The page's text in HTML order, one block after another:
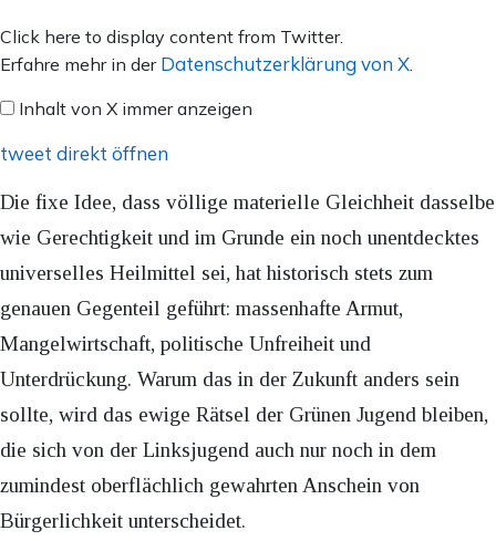
Inhalt
von
anzeigen
Click here to display content from Twitter.
Erfahre mehr in der Datenschutzerklärung von X.
Inhalt von X immer anzeigen
tweet direkt öffnen
Die fixe Idee, dass völlige materielle Gleichheit dasselbe
wie Gerechtigkeit und im Grunde ein noch unentdecktes
universelles Heilmittel sei, hat historisch stets zum
genauen Gegenteil geführt: massenhafte Armut,
Mangelwirtschaft, politische Unfreiheit und
Unterdrückung. Warum das in der Zukunft anders sein
sollte, wird das ewige Rätsel der Grünen Jugend bleiben,
die sich von der Linksjugend auch nur noch in dem
zumindest oberflächlich gewahrten Anschein von
Bürgerlichkeit unterscheidet.